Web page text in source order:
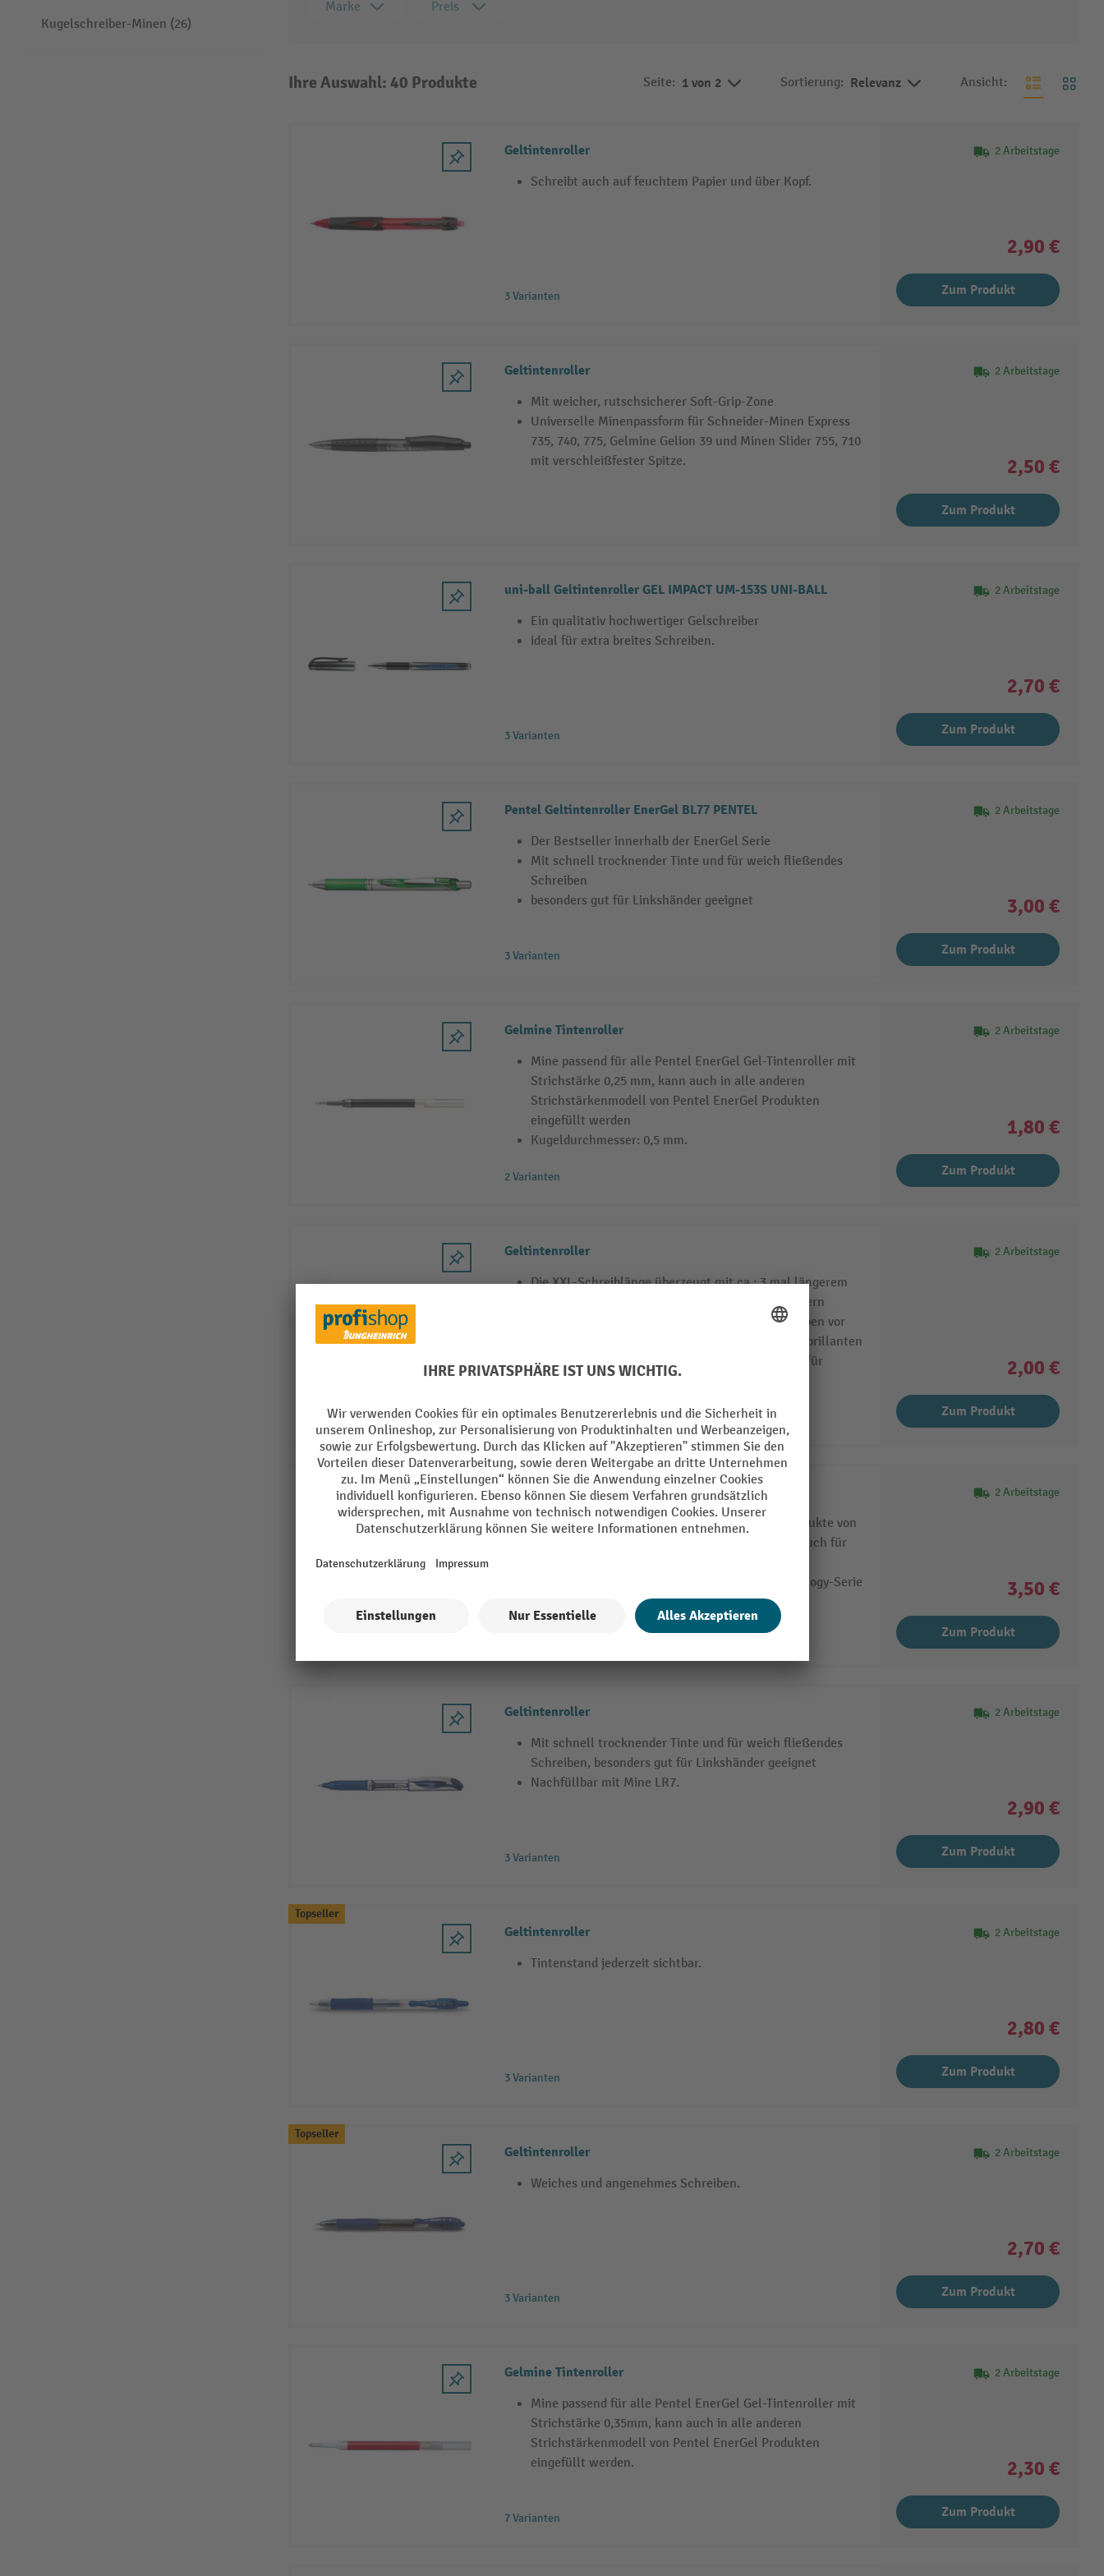
Kugelschreiber-Minen (26)
Marke Preis
Ihre Auswahl: 40 Produkte Seite: 1 von 2 Sortierung: Relevanz Ansicht:
Geltintenroller
Schreibt auch auf feuchtem Papier und über Kopf.
3 Varianten
2 Arbeitstage
2,90 €
Zum Produkt
Geltintenroller
Mit weicher, rutschsicherer Soft-Grip-Zone
Universelle Minenpassform für Schneider-Minen Express
735, 740, 775, Gelmine Gelion 39 und Minen Slider 755, 710
mit verschleißfester Spitze.
2 Arbeitstage
2,50 €
Zum Produkt
uni-ball Geltintenroller GEL IMPACT UM-153S UNI-BALL
Ein qualitativ hochwertiger Gelschreiber
ideal für extra breites Schreiben.
3 Varianten
2 Arbeitstage
2,70 €
Zum Produkt
Pentel Geltintenroller EnerGel BL77 PENTEL
Der Bestseller innerhalb der EnerGel Serie
Mit schnell trocknender Tinte und für weich fließendes
Schreiben
besonders gut für Linkshänder geeignet
3 Varianten
2 Arbeitstage
3,00 €
Zum Produkt
Gelmine Tintenroller
Mine passend für alle Pentel EnerGel Gel-Tintenroller mit
Strichstärke 0,25 mm, kann auch in alle anderen
Strichstärkenmodell von Pentel EnerGel Produkten
eingefüllt werden
Kugeldurchmesser: 0,5 mm.
2 Varianten
2 Arbeitstage
1,80 €
Zum Produkt
Geltintenroller
Die XXL-Schreiblänge überzeugt mit ca.: 3 mal längerem
Schreibvergnügen als bei herkömmlichen Gelrollern
Die Griffzone beugt Verkrampfungen beim Schreiben vor
Außerdem ist der EnerGel X durch die besonders brillanten
Farben und das flüssig-leichte Schreiben perfekt für
Vielschreiber.
3 Varianten
2 Arbeitstage
2,00 €
Zum Produkt
Geltintenroller
Die Schreibqualität ist wie bei allen EnerGel Produkte von
höchster Güte, besonders sanft schreibend und auch für
Der EnerGel Document ist Teil der Pentel Recycology-Serie
und mit recycelten Materialien gefertigt.
2 Arbeitstage
3,50 €
Zum Produkt
Geltintenroller
Mit schnell trocknender Tinte und für weich fließendes
Schreiben, besonders gut für Linkshänder geeignet
Nachfüllbar mit Mine LR7.
3 Varianten
2 Arbeitstage
2,90 €
Zum Produkt
Topseller
Geltintenroller
Tintenstand jederzeit sichtbar.
3 Varianten
2 Arbeitstage
2,80 €
Zum Produkt
Topseller
Geltintenroller
Weiches und angenehmes Schreiben.
3 Varianten
2 Arbeitstage
2,70 €
Zum Produkt
Gelmine Tintenroller
Mine passend für alle Pentel EnerGel Gel-Tintenroller mit
Strichstärke 0,35mm, kann auch in alle anderen
Strichstärkenmodell von Pentel EnerGel Produkten
eingefüllt werden.
7 Varianten
2 Arbeitstage
2,30 €
Zum Produkt